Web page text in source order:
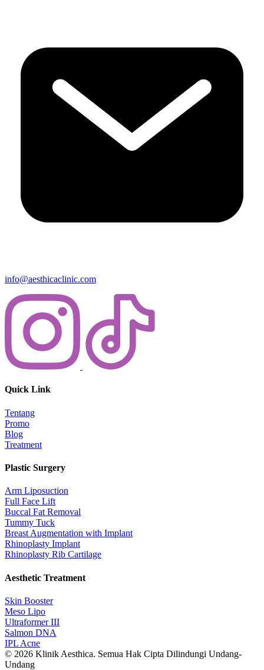
info@aesthicaclinic.com
Quick Link
Tentang
Promo
Blog
Treatment
Plastic Surgery
Arm Liposuction
Full Face Lift
Buccal Fat Removal
Tummy Tuck
Breast Augmentation with Implant
Rhinoplasty Implant
Rhinoplasty Rib Cartilage
Aesthetic Treatment
Skin Booster
Meso Lipo
Ultraformer III
Salmon DNA
IPL Acne
© 2026 Klinik Aesthica. Semua Hak Cipta Dilindungi Undang-
Undang